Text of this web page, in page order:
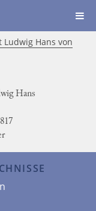
Ludwig Hans von
Hans